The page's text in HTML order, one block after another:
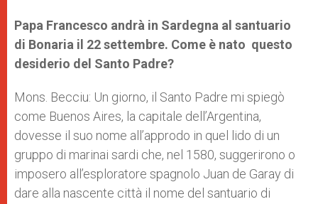
Papa Francesco andrà in Sardegna al santuario
di Bonaria il 22 settembre. Come è nato questo
desiderio del Santo Padre?
Mons. Becciu: Un giorno, il Santo Padre mi spiegò
come Buenos Aires, la capitale dell’Argentina,
dovesse il suo nome all’approdo in quel lido di un
gruppo di marinai sardi che, nel 1580, suggerirono o
imposero all’esploratore spagnolo Juan de Garay di
dare alla nascente città il nome del santuario di